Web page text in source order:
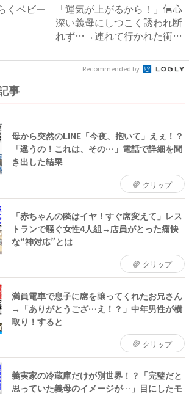
くベビー
「運気が上がるから！」信心
深い義母にしつこく誘われ断
れず…→連れて行かれた衝撃
Recommended by
事
母から突然のLINE「今夜、抱いて」えぇ！？
「違うの！これは、その…」電話で詳細を聞
き出した結果
クリップ
「赤ちゃんの隣はイヤ！すぐ席変えて」レス
トランで騒ぐ女性4人組→店員がとった痛快
な“神対応”とは
クリップ
満員電車で息子に席を譲ってくれたお兄さん
→「ありがとうござ…え！？」中年男性が横
取り！すると
クリップ
義実家の冷蔵庫だけが別世界！？「完璧だと
思っていた義母のイメージが…」目にしたモ